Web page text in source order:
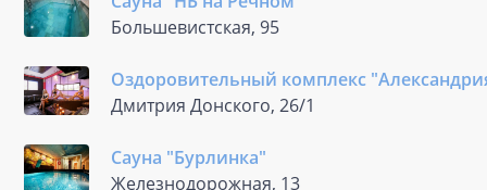
Большевистская, 95
Оздоровительный комплекс
Дмитрия Донского, 26/1
Сауна "Бурлинка"
Железнодорожная, 13